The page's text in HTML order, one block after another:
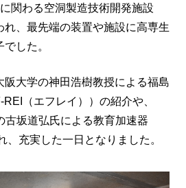
関わる空洞製造技術開発施設
れ、最先端の装置や施設に高専生
した。
阪大学の神田浩樹教授による福島
（エフレイ））の紹介や、
古坂道弘氏による教育加速器
、充実した一日となりました。